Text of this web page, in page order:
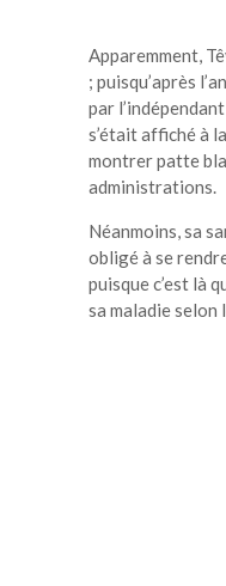
Apparemment,
; puisqu’après
par
s’était affiché à
montrer patte
administrations.
Néanmoins, sa
obligé à se
puisque c’est là
sa maladie selon